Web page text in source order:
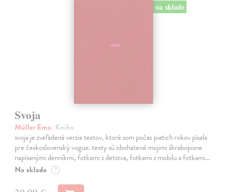
na sklade
Svoja
Müller Ema| Kniha
svoja je zveľadená verzia textov, ktoré som počas piatich rokov písala
pre československý vogue. texty sú obohatené mojimi škrabopisne
napísanými denníkmi, fotkami z detstva, fotkami z mobilu a fotkami…
Na sklade ?